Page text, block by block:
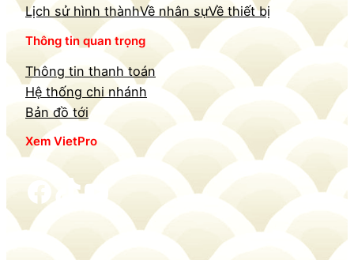
Lịch sử hình thànhVề nhân sựVề thiết bị
Thông tin quan trọng
Thông tin thanh toán
Hệ thống chi nhánh
Bản đồ tới
Xem VietPro
Facebook TikTok YouTube